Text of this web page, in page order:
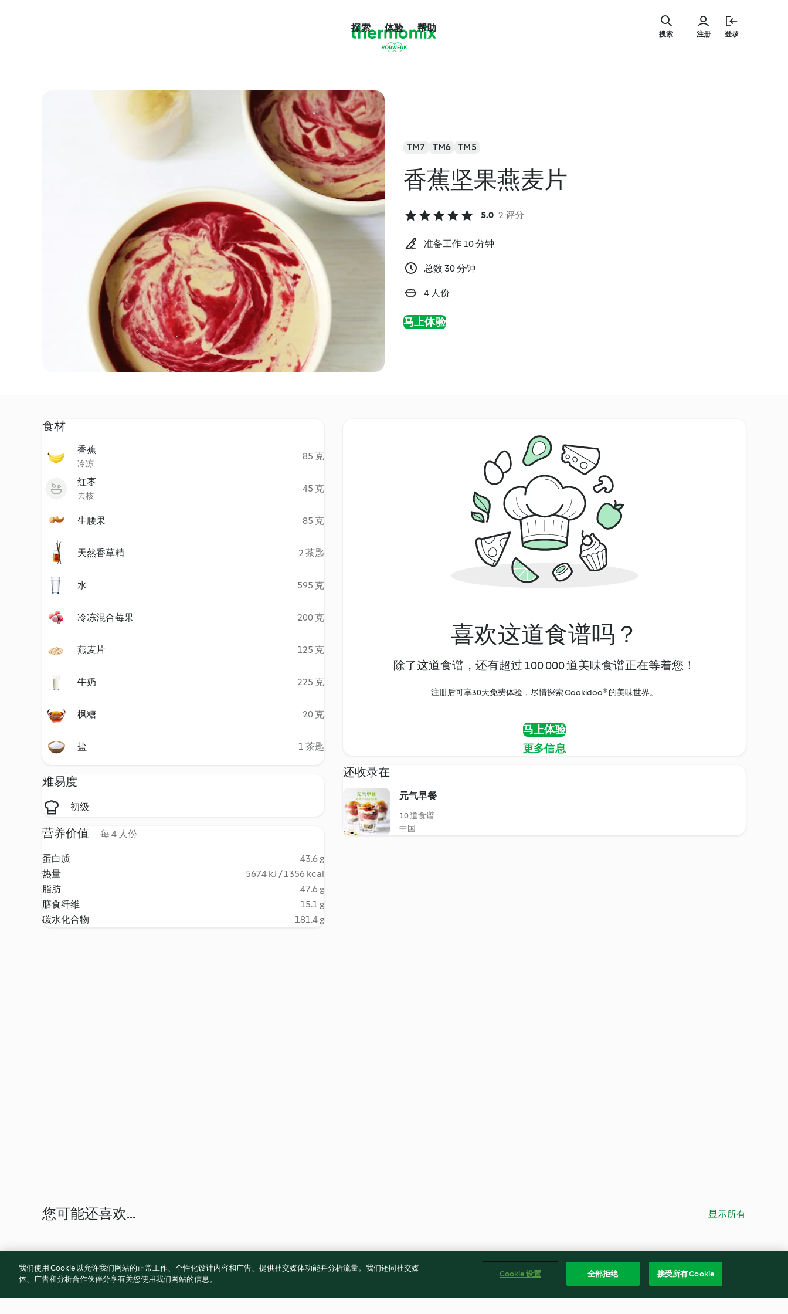
探索 体验 帮助
注册 登录
搜索
TM7 TM6 TM5
香蕉坚果燕麦片
5.0 2 评分
准备工作 10 分钟
总数 30 分钟
4 人份
马上体验
食材
香蕉
冷冻
85 克
红枣
去核
45 克
生腰果 85 克
天然香草精 2 茶匙
水 595 克
冷冻混合莓果 200 克
燕麦片 125 克
牛奶 225 克
枫糖 20 克
盐 1 茶匙
难易度
初级
营养价值 每 4 人份
蛋白质
43.6 g
热量
5674 kJ / 1356 kcal
脂肪
47.6 g
膳食纤维
15.1 g
碳水化合物
181.4 g
喜欢这道食谱吗？
除了这道食谱，还有超过 100 000 道美味食谱正在等着您！
注册后可享30天免费体验，尽情探索 Cookidoo® 的美味世界。
马上体验
更多信息
还收录在
元气早餐
10 道食谱
中国
您可能还喜欢... 显示所有
我们使用 Cookie 以允许我们网站的正常工作、个性化设计内容和广告、提供社交媒体功能并分析流量。我们还同社交媒
体、广告和分析合作伙伴分享有关您使用我们网站的信息。
Cookie 设置 全部拒绝 接受所有 Cookie